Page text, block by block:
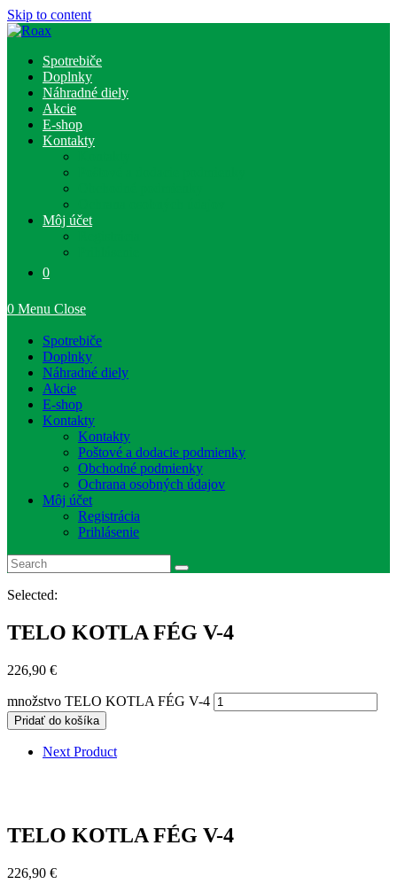
Skip to content
Spotrebiče
Doplnky
Náhradné diely
Akcie
E-shop
Kontakty
Môj účet
0
0 Menu Close
Spotrebiče
Doplnky
Náhradné diely
Akcie
E-shop
Kontakty
Kontakty
Poštové a dodacie podmienky
Obchodné podmienky
Ochrana osobných údajov
Môj účet
Registrácia
Prihlásenie
Selected:
TELO KOTLA FÉG V-4
226,90 €
množstvo TELO KOTLA FÉG V-4
Pridať do košíka
Next Product
TELO KOTLA FÉG V-4
226,90 €